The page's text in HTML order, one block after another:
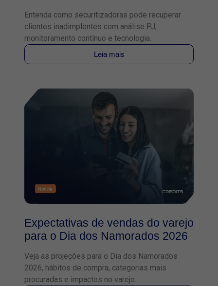
Entenda como securitizadoras pode recuperar
clientes inadimplentes com análise PJ,
monitoramento contínuo e tecnologia.
Leia mais
Expectativas de vendas do varejo
para o Dia dos Namorados 2026
Veja as projeções para o Dia dos Namorados
2026, hábitos de compra, categorias mais
procuradas e impactos no varejo.